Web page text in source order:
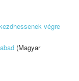
végre
(Magyar